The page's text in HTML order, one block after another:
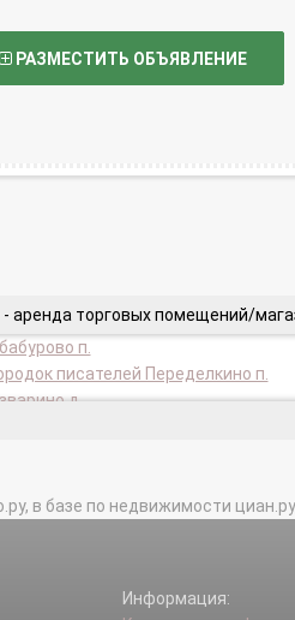
РАЗМЕСТИТЬ ОБЪЯВЛЕНИЕ
аренда торговых помещений/
п.
писателей Переделкино п.
д.
д.
в базе по недвижимости
Информация: